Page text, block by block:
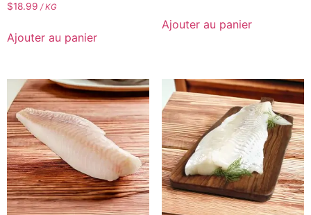
$18.99 / KG
Ajouter au panier
Ajouter au panier